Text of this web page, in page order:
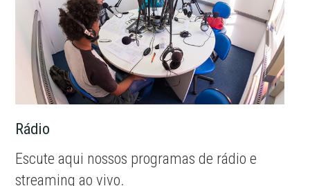
Rádio
Escute aqui nossos programas de rádio e
streaming ao vivo.